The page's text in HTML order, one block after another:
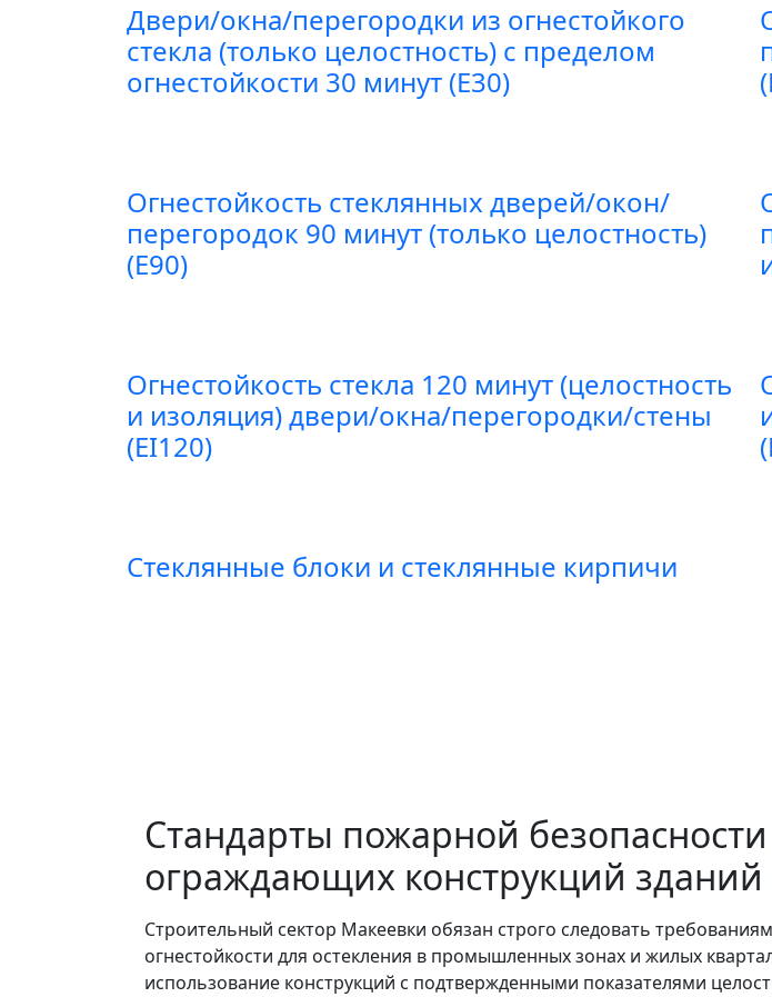
Двери/окна/перегородки из огнестойкого
стекла (только целостность) с пределом
огнестойкости 30 минут (E30)
Огнестойкость стеклянных дверей/окон/
перегородок 90 минут (только целостность)
(E90)
Огнестойкость стекла 120 минут (целостность
и изоляция) двери/окна/перегородки/стены
(EI120)
Стеклянные блоки и стеклянные кирпичи
Стандарты пожарной
ограждающих конструкций зданий
Строительный сектор Макеевки обязан строго следовать требованиям
огнестойкости для остекления в промышленных зонах и жилых
использование конструкций с подтвержденными показателями